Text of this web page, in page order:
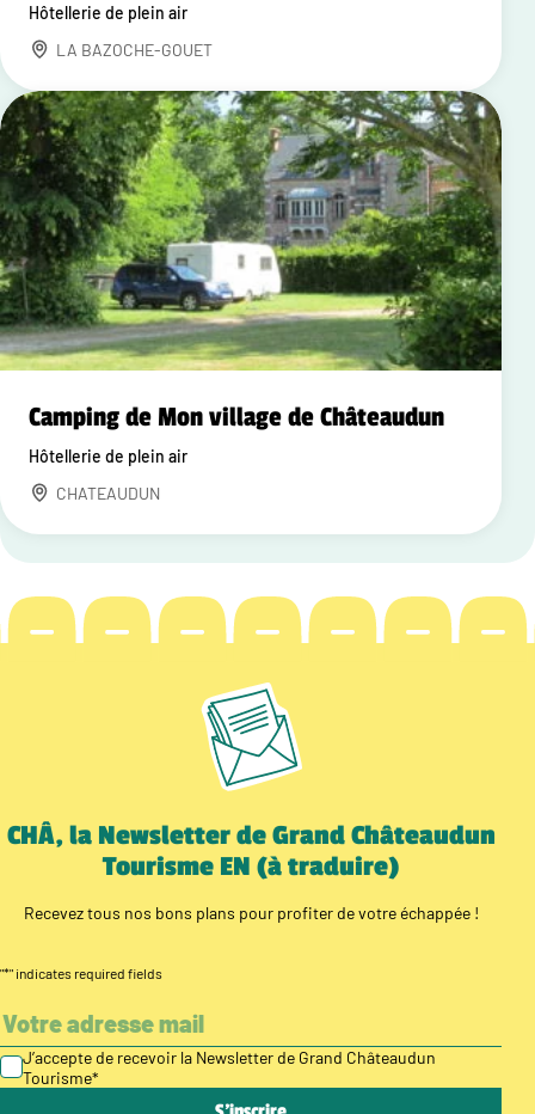
Hôtellerie de plein air
LA BAZOCHE-GOUET
Camping de Mon village de Châteaudun
Hôtellerie de plein air
CHATEAUDUN
CHÂ, la Newsletter de Grand Châteaudun
Tourisme EN (à traduire)
Recevez tous nos bons plans pour profiter de votre échappée !
"*" indicates required fields
J’accepte de recevoir la Newsletter de Grand Châteaudun
Tourisme*